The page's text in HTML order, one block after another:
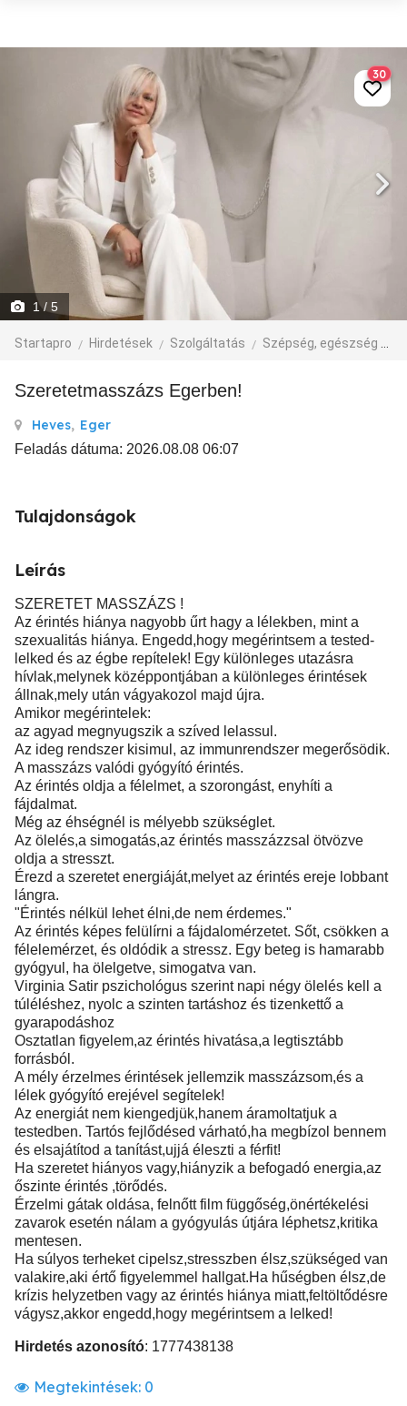
1/ 5
Startapro Hirdetések Szolgáltatás Szépség, egészség
30
Szeretetmasszázs Egerben!
Heves, Eger
Feladás dátuma: 2026.08.08 06:07
Tulajdonságok
Leírás
SZERETET MASSZÁZS !
Az érintés hiánya nagyobb űrt hagy a lélekben, mint a
szexualitás hiánya. Engedd,hogy megérintsem a tested-
lelked és az égbe repítelek! Egy különleges utazásra
hívlak,melynek középpontjában a különleges érintések
állnak,mely után vágyakozol majd újra.
Amikor megérintelek:
az agyad megnyugszik a szíved lelassul.
Az ideg rendszer kisimul, az immunrendszer megerősödik.
A masszázs valódi gyógyító érintés.
Az érintés oldja a félelmet, a szorongást, enyhíti a
fájdalmat.
Még az éhségnél is mélyebb szükséglet.
Az ölelés,a simogatás,az érintés masszázzsal ötvözve
oldja a stresszt.
Érezd a szeretet energiáját,melyet az érintés ereje lobbant
lángra.
"Érintés nélkül lehet élni,de nem érdemes."
Az érintés képes felülírni a fájdalomérzetet. Sőt, csökken a
félelemérzet, és oldódik a stressz. Egy beteg is hamarabb
gyógyul, ha ölelgetve, simogatva van.
Virginia Satir pszichológus szerint napi négy ölelés kell a
túléléshez, nyolc a szinten tartáshoz és tizenkettő a
gyarapodáshoz
Osztatlan figyelem,az érintés hivatása,a legtisztább
forrásból.
A mély érzelmes érintések jellemzik masszázsom,és a
lélek gyógyító erejével segítelek!
Az energiát nem kiengedjük,hanem áramoltatjuk a
testedben. Tartós fejlődésed várható,ha megbízol bennem
és elsajátítod a tanítást,ujjá éleszti a férfit!
Ha szeretet hiányos vagy,hiányzik a befogadó energia,az
őszinte érintés ,törődés.
Érzelmi gátak oldása, felnőtt film függőség,önértékelési
zavarok esetén nálam a gyógyulás útjára léphetsz,kritika
mentesen.
Ha súlyos terheket cipelsz,stresszben élsz,szükséged van
valakire,aki értő figyelemmel hallgat.Ha hűségben élsz,de
krízis helyzetben vagy az érintés hiánya miatt,feltöltődésre
vágysz,akkor engedd,hogy megérintsem a lelked!
Hirdetés azonosító: 1777438138
Megtekintések: 0